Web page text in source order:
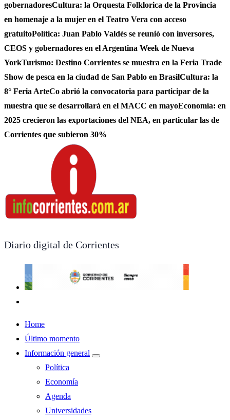
gobernadoresCultura: la Orquesta Folklorica de la Provincia
en homenaje a la mujer en el Teatro Vera con acceso
gratuitoPolítica: Juan Pablo Valdés se reunió con inversores,
CEOS y gobernadores en el Argentina Week de Nueva
YorkTurismo: Destino Corrientes se muestra en la Feria Trade
Show de pesca en la ciudad de San Pablo en BrasilCultura: la
8° Feria ArteCo abrió la convocatoria para participar de la
muestra que se desarrollará en el MACC en mayoEconomía: en
2025 crecieron las exportaciones del NEA, en particular las de
Corrientes que subieron 30%
Diario digital de Corrientes
Home
Último momento
Información general
Política
Economía
Agenda
Universidades